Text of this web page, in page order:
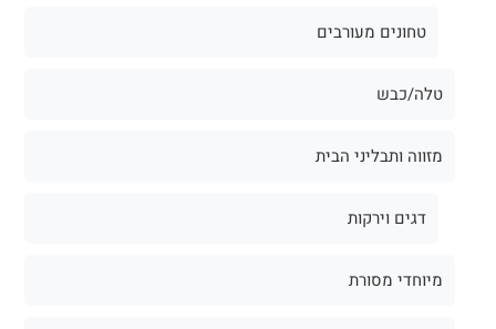
טחונים מעורבים
טלה/כבש
מזווה ותבליני הבית
דגים וירקות
מיוחדי מסורת